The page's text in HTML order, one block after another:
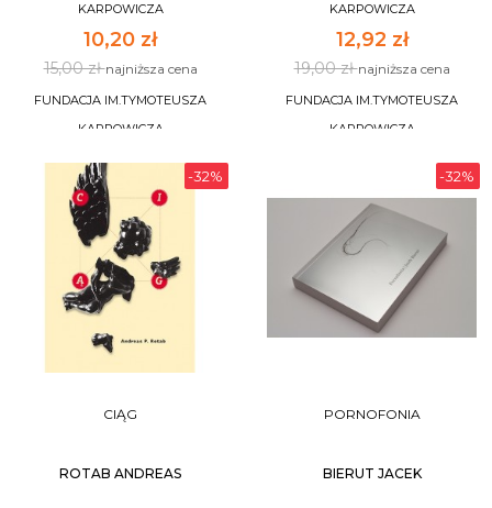
KARPOWICZA
10,20 zł
15,00 złnajniższa cena
FUNDACJA IM.TYMOTEUSZA
KARPOWICZA
DO KOSZYKA
KARPOWICZA
12,92 zł
19,00 złnajniższa cena
FUNDACJA IM.TYMOTEUSZA
KARPOWICZA
-32%
CIĄG
ROTAB ANDREAS
-32%
PORNOFONIA
BIERUT JACEK